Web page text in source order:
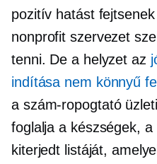
pozitív hatást
nonprofit szervezet
tenni. De a helyzet az
indítása nem könnyű
a szám-ropogtató
foglalja a készségek,
kiterjedt listáját,